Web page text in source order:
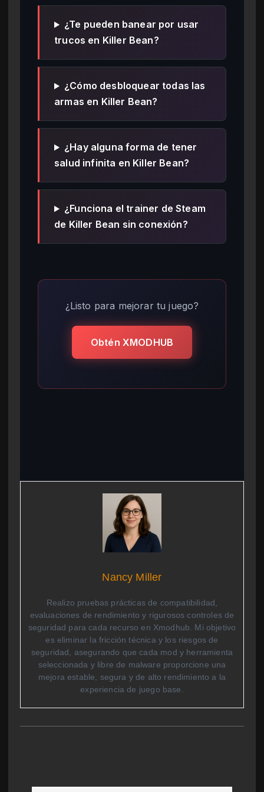
¿Te pueden banear por usar
trucos en Killer Bean?
¿Cómo desbloquear todas las
armas en Killer Bean?
¿Hay alguna forma de tener
salud infinita en Killer Bean?
¿Funciona el trainer de Steam
de Killer Bean sin conexión?
¿Listo para mejorar tu juego?
Obtén XMODHUB
Nancy Miller
Realizo pruebas prácticas de compatibilidad,
evaluaciones de rendimiento y rigurosos controles de
seguridad para cada recurso en Xmodhub. Mi objetivo
es eliminar la fricción técnica y los riesgos de
seguridad, asegurando que cada mod y herramienta
seleccionada y libre de malware proporcione una
mejora estable, segura y de alto rendimiento a la
experiencia de juego base.